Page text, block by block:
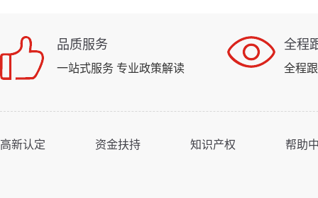
品质服务
一站式服务 专业政策解读
全程
全程
高新认定 资金扶持 知识产权 帮助